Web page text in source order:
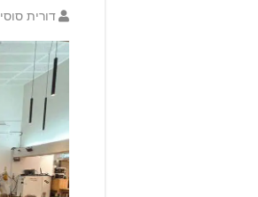
דורית סוסי